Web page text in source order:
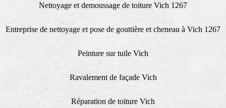
Nettoyage et demoussage de toiture Vich 1267
Entreprise de nettoyage et pose de gouttière et cheneau à Vich 1267
Peinture sur tuile Vich
Ravalement de façade Vich
Réparation de toiture Vich